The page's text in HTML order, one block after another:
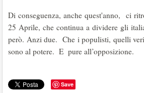
Di conseguenza, anche quest'anno, ci
25 Aprile, che continua a dividere gli
però. Anzi due. Che i populisti, quelli
sono al potere. E pure all’opposizione.
Save